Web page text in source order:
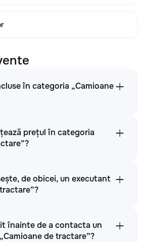
în categoria „Camioane
prețul în categoria
de obicei, un executant
înainte de a contacta un
de tractare”?